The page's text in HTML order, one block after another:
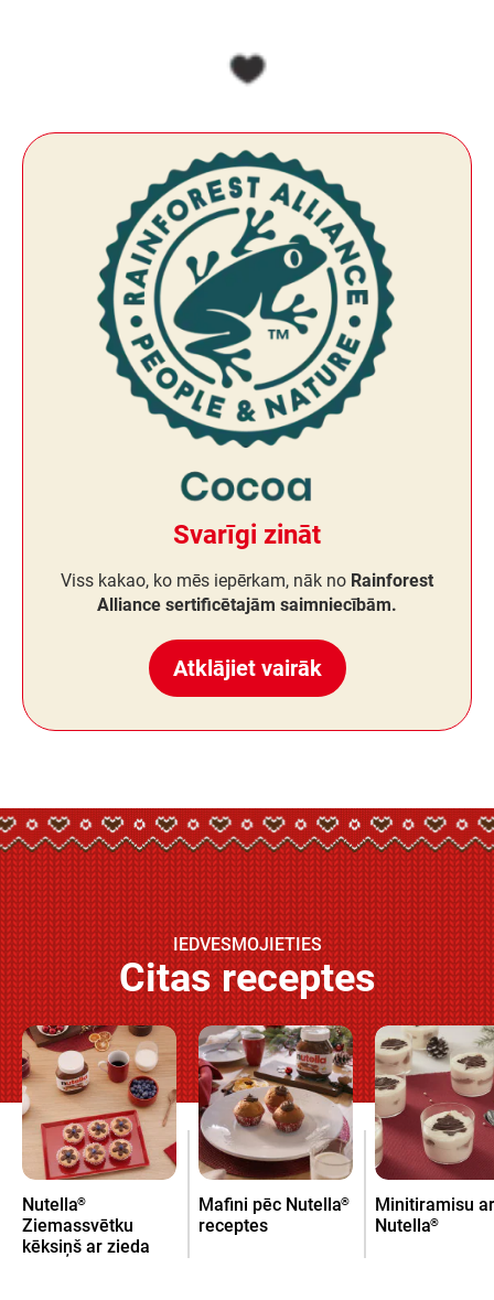
Svarīgi zināt
Viss kakao, ko mēs iepērkam, nāk no Rainforest
Alliance sertificētajām saimniecībām.
Atklājiet vairāk
IEDVESMOJIETIES
Citas receptes
Nutella®
Ziemassvētku
kēksiņš ar zieda
Mafini pēc Nutella®
receptes
Minitiramisu ar
Nutella®